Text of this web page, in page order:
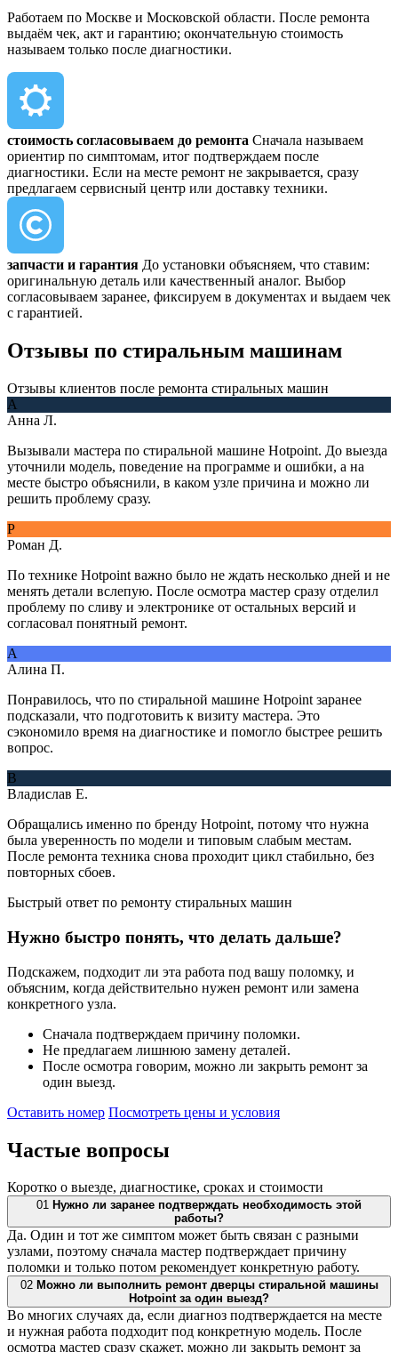
Работаем по Москве и Московской области. После ремонта
выдаём чек, акт и гарантию; окончательную стоимость
называем только после диагностики.
стоимость согласовываем до ремонта Сначала называем
ориентир по симптомам, итог подтверждаем после
диагностики. Если на месте ремонт не закрывается, сразу
предлагаем сервисный центр или доставку техники.
запчасти и гарантия До установки объясняем, что ставим:
оригинальную деталь или качественный аналог. Выбор
согласовываем заранее, фиксируем в документах и выдаем чек
с гарантией.
Отзывы по стиральным машинам
Отзывы клиентов после ремонта стиральных машин
А
Анна Л.
Вызывали мастера по стиральной машине Hotpoint. До выезда
уточнили модель, поведение на программе и ошибки, а на
месте быстро объяснили, в каком узле причина и можно ли
решить проблему сразу.
Р
Роман Д.
По технике Hotpoint важно было не ждать несколько дней и не
менять детали вслепую. После осмотра мастер сразу отделил
проблему по сливу и электронике от остальных версий и
согласовал понятный ремонт.
А
Алина П.
Понравилось, что по стиральной машине Hotpoint заранее
подсказали, что подготовить к визиту мастера. Это
сэкономило время на диагностике и помогло быстрее решить
вопрос.
В
Владислав Е.
Обращались именно по бренду Hotpoint, потому что нужна
была уверенность по модели и типовым слабым местам.
После ремонта техника снова проходит цикл стабильно, без
повторных сбоев.
Быстрый ответ по ремонту стиральных машин
Нужно быстро понять, что делать дальше?
Подскажем, подходит ли эта работа под вашу поломку, и
объясним, когда действительно нужен ремонт или замена
конкретного узла.
Сначала подтверждаем причину поломки.
Не предлагаем лишнюю замену деталей.
После осмотра говорим, можно ли закрыть ремонт за
один выезд.
Оставить номер Посмотреть цены и условия
Частые вопросы
Коротко о выезде, диагностике, сроках и стоимости
01 Нужно ли заранее подтверждать необходимость этой
работы?
Да. Один и тот же симптом может быть связан с разными
узлами, поэтому сначала мастер подтверждает причину
поломки и только потом рекомендует конкретную работу.
02 Можно ли выполнить ремонт дверцы стиральной машины
Hotpoint за один выезд?
Во многих случаях да, если диагноз подтверждается на месте
и нужная работа подходит под конкретную модель. После
осмотра мастер сразу скажет, можно ли закрыть ремонт за